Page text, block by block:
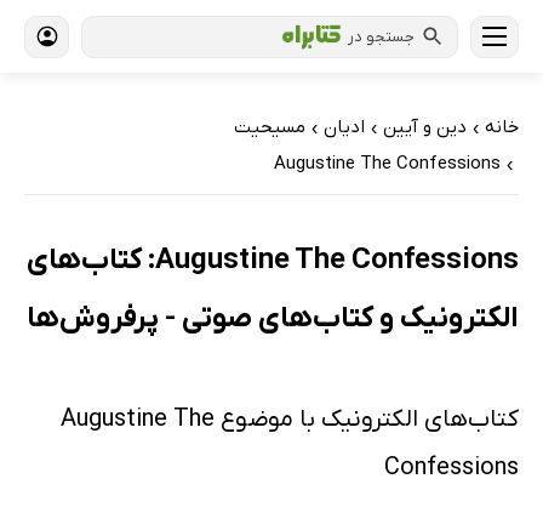
جستجو در
خانه › دین و آیین › ادیان › مسیحیت
›
Augustine The Confessions
Augustine The Confessions: کتاب‌های
الکترونیک و کتاب‌های صوتی - پرفروش‌ها
کتاب‌های الکترونیک با موضوع Augustine The
Confessions